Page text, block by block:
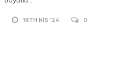
19TH NIS '24 0